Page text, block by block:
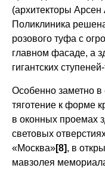
(архитекторы
Поликлиника
розового туфа с
главном фасаде, а
гигантских
Особенно заметно в
тяготение к форме
в оконных проемах
световых
«Москва»[8], в
мавзолея